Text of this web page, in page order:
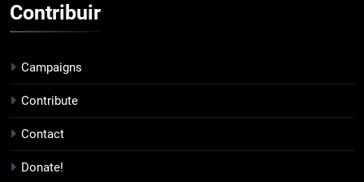
Contribuir
Campaigns
Contribute
Contact
Donate!